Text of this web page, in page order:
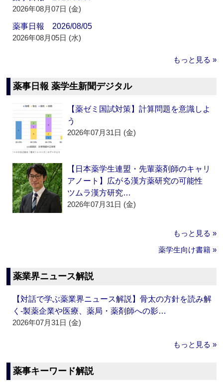
2026年08月07日 (金)
薬事日報 2026/08/05
2026年08月05日 (水)
もっと見る »
薬事日報 薬学生新聞デジタル
【薬ゼミ国試対策】計算問題を意識しよ
う
2026年07月31日 (金)
【日本薬学生連盟・先輩薬剤師のキャリ
アノート】広がる漢方薬研究の可能性
ツムラ漢方研究…
2026年07月31日 (金)
もっと見る »
薬学生向け書籍 »
薬業界ニュース解説
【対話で学ぶ薬業界ニュース解説】骨太の方針を読み解
く‐製薬企業や医療、薬局・薬剤師への影…
2026年07月31日 (金)
もっと見る »
薬事キーワード解説